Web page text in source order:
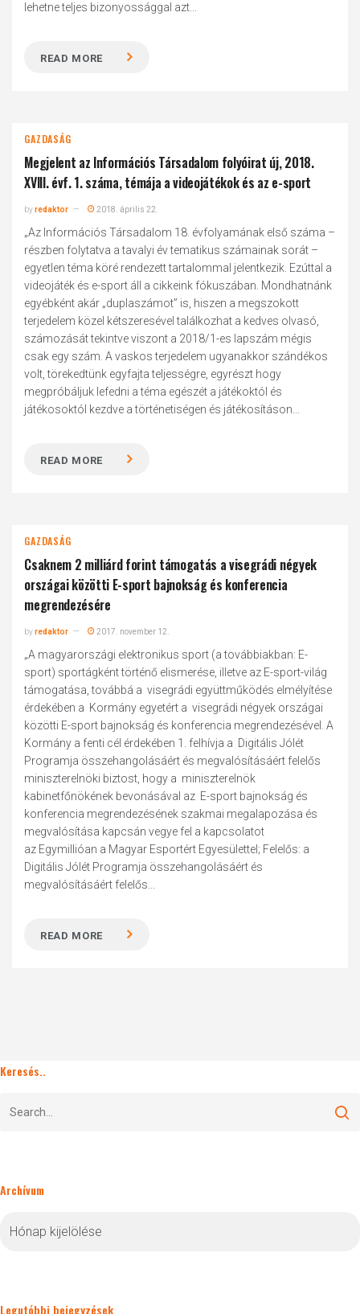
lehetne teljes bizonyossággal azt...
READ MORE
GAZDASÁG
Megjelent az Információs Társadalom folyóirat új, 2018.
XVIII. évf. 1. száma, témája a videojátékok és az e-sport
byredaktor 2018. április 22.
„Az Információs Társadalom 18. évfolyamának első száma –
részben folytatva a tavalyi év tematikus számainak sorát –
egyetlen téma köré rendezett tartalommal jelentkezik. Ezúttal a
videojáték és e-sport áll a cikkeink fókuszában. Mondhatnánk
egyébként akár „duplaszámot” is, hiszen a megszokott
terjedelem közel kétszeresével találkozhat a kedves olvasó,
számozását tekintve viszont a 2018/1-es lapszám mégis
csak egy szám. A vaskos terjedelem ugyanakkor szándékos
volt, törekedtünk egyfajta teljességre, egyrészt hogy
megpróbáljuk lefedni a téma egészét a játékoktól és
játékosoktól kezdve a történetiségen és játékosításon...
READ MORE
GAZDASÁG
Csaknem 2 milliárd forint támogatás a visegrádi négyek
országai közötti E-sport bajnokság és konferencia
megrendezésére
byredaktor 2017. november 12.
„A magyarországi elektronikus sport (a továbbiakban: E-
sport) sportágként történő elismerése, illetve az E-sport-világ
támogatása, továbbá a visegrádi együttműködés elmélyítése
érdekében a Kormány egyetért a visegrádi négyek országai
közötti E-sport bajnokság és konferencia megrendezésével. A
Kormány a fenti cél érdekében 1. felhívja a Digitális Jólét
Programja összehangolásáért és megvalósításáért felelős
miniszterelnöki biztost, hogy a miniszterelnök
kabinetfőnökének bevonásával az E-sport bajnokság és
konferencia megrendezésének szakmai megalapozása és
megvalósítása kapcsán vegye fel a kapcsolatot
az Egymillióan a Magyar Esportért Egyesülettel; Felelős: a
Digitális Jólét Programja összehangolásáért és
megvalósításáért felelős...
READ MORE
Keresés..
Archívum
Legutóbbi bejegyzések